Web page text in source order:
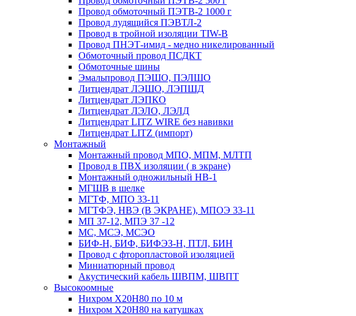
Провод обмоточный ПЭТВ-2 1000 г
Провод лудящийся ПЭВТЛ-2
Провод в тройной изоляции TIW-B
Провод ПНЭТ-имид - медно никелированный
Обмоточный провод ПСДКТ
Обмоточные шины
Эмальпровод ПЭШО, ПЭЛШО
Литцендрат ЛЭШО, ЛЭПШД
Литцендрат ЛЭПКО
Литцендрат ЛЭЛО, ЛЭЛД
Литцендрат LITZ WIRE без навивки
Литцендрат LITZ (импорт)
Монтажный
Монтажный провод МПО, МПМ, МЛТП
Провод в ПВХ изоляции ( в экране)
Монтажный одножильный HB-1
МГШВ в шелке
МГТФ, МПО 33-11
МГТФЭ, НВЭ (В ЭКРАНЕ), МПОЭ 33-11
МП 37-12, МПЭ 37 -12
МС, МСЭ, МСЭО
БИФ-Н, БИФ, БИФЭЗ-Н, ПТЛ, БИН
Провод с фторопластовой изоляцией
Миниатюрный провод
Акустический кабель ШВПМ, ШВПТ
Высокоомные
Нихром Х20Н80 по 10 м
Нихром Х20Н80 на катушках